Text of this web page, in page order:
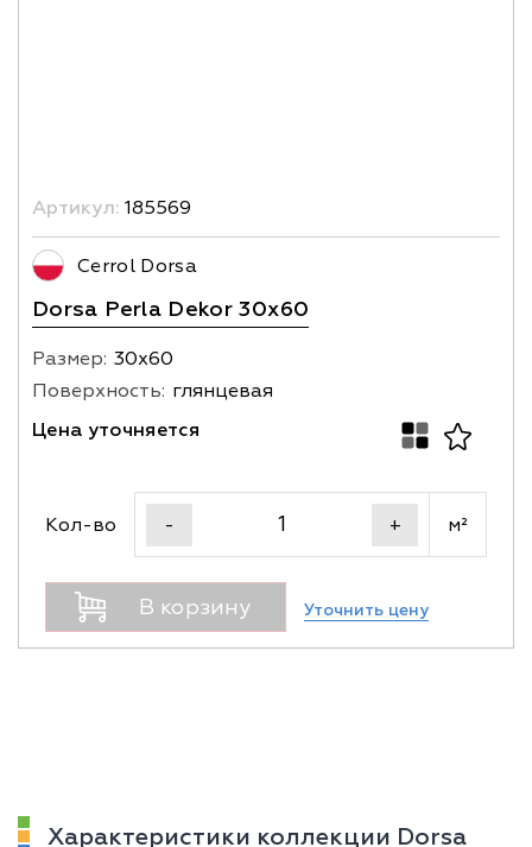
Артикул: 185569
Cerrol Dorsa
Dorsa Perla Dekor 30x60
Размер: 30х60
Поверхность: глянцевая
Цена уточняется
Кол-во - + м²
В корзину Уточнить цену
Характеристики коллекции Dorsa